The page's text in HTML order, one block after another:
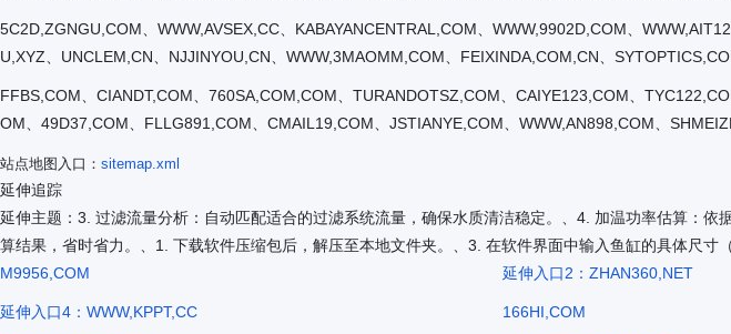
5C2D,ZGNGU,COM、WWW,AVSEX,CC、KABAYANCENTRAL,COM、WWW,9902D,COM、
U,XYZ、UNCLEM,CN、NJJINYOU,CN、WWW,3MAOMM,COM、FEIXINDA,COM,CN、
FFBS,COM、CIANDT,COM、760SA,COM,COM、TURANDOTSZ,COM、CAIYE123,COM、
OM、49D37,COM、FLLG891,COM、CMAIL19,COM、JSTIANYE,COM、WWW,AN898,COM、
站点地图入口： sitemap.xml
延伸追踪
延伸主题：3. 过滤流量分析：自动匹配适合的过滤系统流量，确保水质清洁稳定。、4. 加温功率估算：
算结果，省时省力。、1. 下载软件压缩包后，解压至本地文件夹。、3. 在软件界面中输入鱼缸的具体尺
M9956,COM
延伸入口2：ZHAN360,NET
延伸入口4：WWW,KPPT,CC 166HI,COM